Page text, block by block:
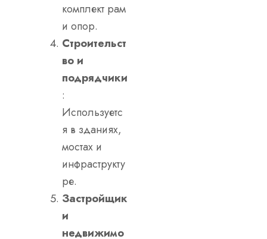
комплект рам
и опор.
Строительст
во и
подрядчики
:
Используетс
я в зданиях,
мостах и
инфраструкту
ре.
Застройщик
и
недвижимо